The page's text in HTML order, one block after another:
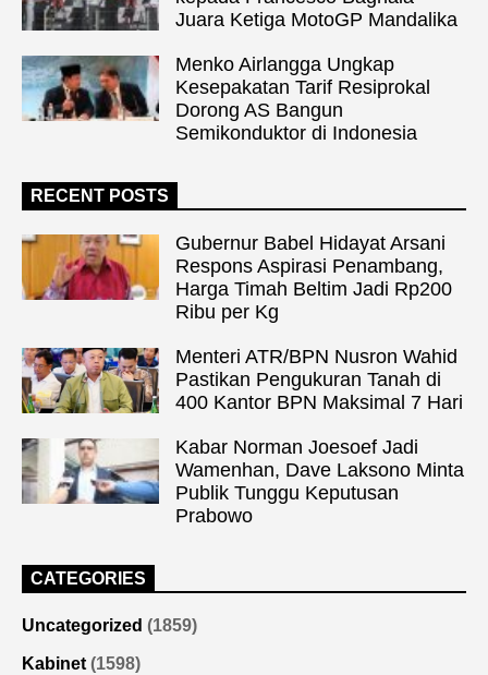
Juara Ketiga MotoGP Mandalika
Menko Airlangga Ungkap
Kesepakatan Tarif Resiprokal
Dorong AS Bangun
Semikonduktor di Indonesia
RECENT POSTS
Gubernur Babel Hidayat Arsani
Respons Aspirasi Penambang,
Harga Timah Beltim Jadi Rp200
Ribu per Kg
Menteri ATR/BPN Nusron Wahid
Pastikan Pengukuran Tanah di
400 Kantor BPN Maksimal 7 Hari
Kabar Norman Joesoef Jadi
Wamenhan, Dave Laksono Minta
Publik Tunggu Keputusan
Prabowo
CATEGORIES
Uncategorized (1859)
Kabinet (1598)